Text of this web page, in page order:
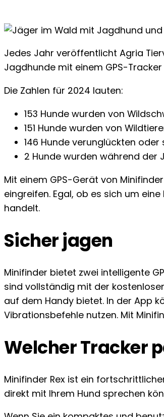
Jedes Jahr veröffentlicht Agria
Jagdhunde mit einem GPS-
Die Zahlen für 2024 lauten:
153 Hunde wurden von
151 Hunde wurden von
146 Hunde verunglückten
2 Hunde wurden während
Mit einem GPS-Gerät von
eingreifen. Egal, ob es sich um
handelt.
Sicher jagen
Minifinder bietet zwei intelligente
sind vollständig mit der
auf dem Handy bietet. In der App
Vibrationsbefehle nutzen. Mit
Welcher Tracker
Minifinder Rex ist ein
direkt mit Ihrem Hund sprechen